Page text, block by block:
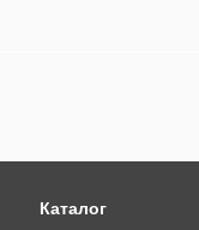
Каталог